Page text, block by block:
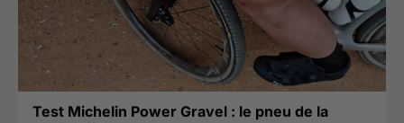
Test Michelin Power Gravel : le pneu de la